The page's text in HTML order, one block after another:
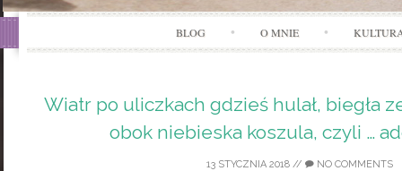
BLOG O MNIE
Wiatr po uliczkach gdzieś hulał, biegła
obok niebieska koszula, czyli …
13 STYCZNIA 2018 // NO COMMENTS